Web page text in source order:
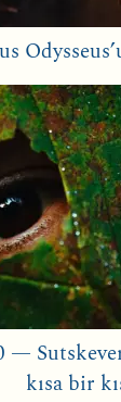
—
kısa bir